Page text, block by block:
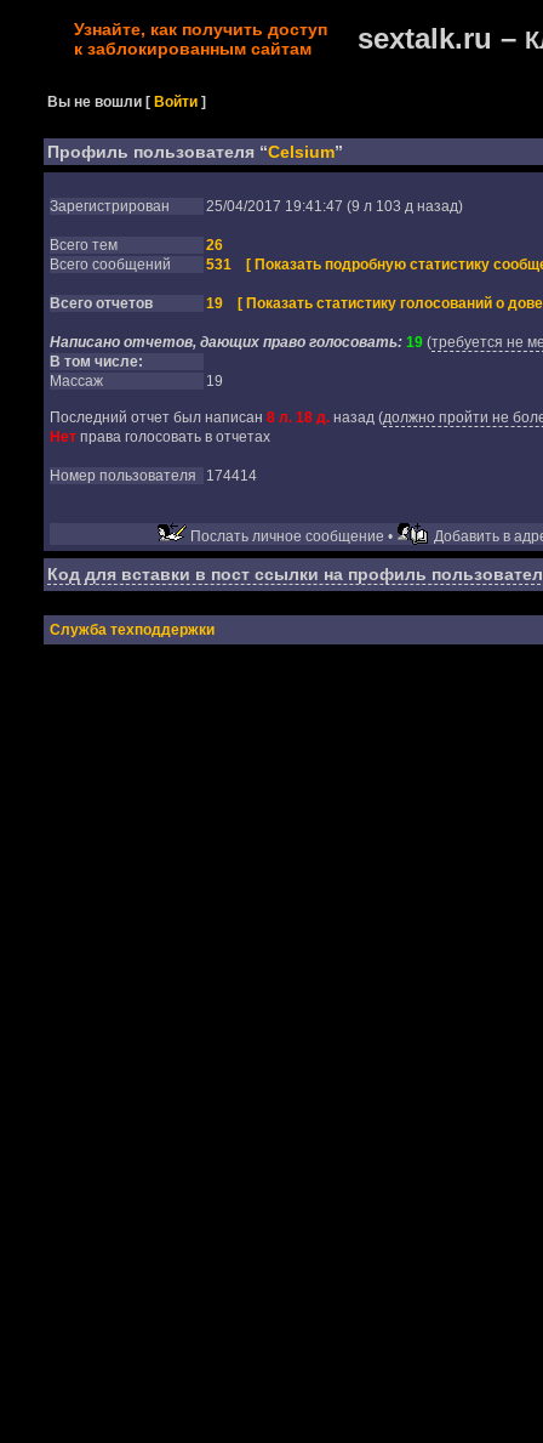
Узнайте, как получить доступ
к заблокированным сайтам
sextalk.ru –
Вы не вошли [Войти ]
Профиль пользователя “Celsium”
Зарегистрирован 25/04/2017 19:41:47 (9 л 103 д назад)
Всего тем
26
Всего сообщений
531 [ Показать подробную статистику
Всего отчетов 19 [ Показать статистику голосований о
Написано отчетов, дающих право голосовать: 19(требуется не
В том числе:
Массаж
19
Последний отчет был написан 8 л. 18 д.назад(должно пройти не
Нетправа голосовать в отчетах
Номер пользователя 174414
Послать личное сообщение • Добавить в
Код для вставки в пост ссылки на профиль
Служба техподдержки